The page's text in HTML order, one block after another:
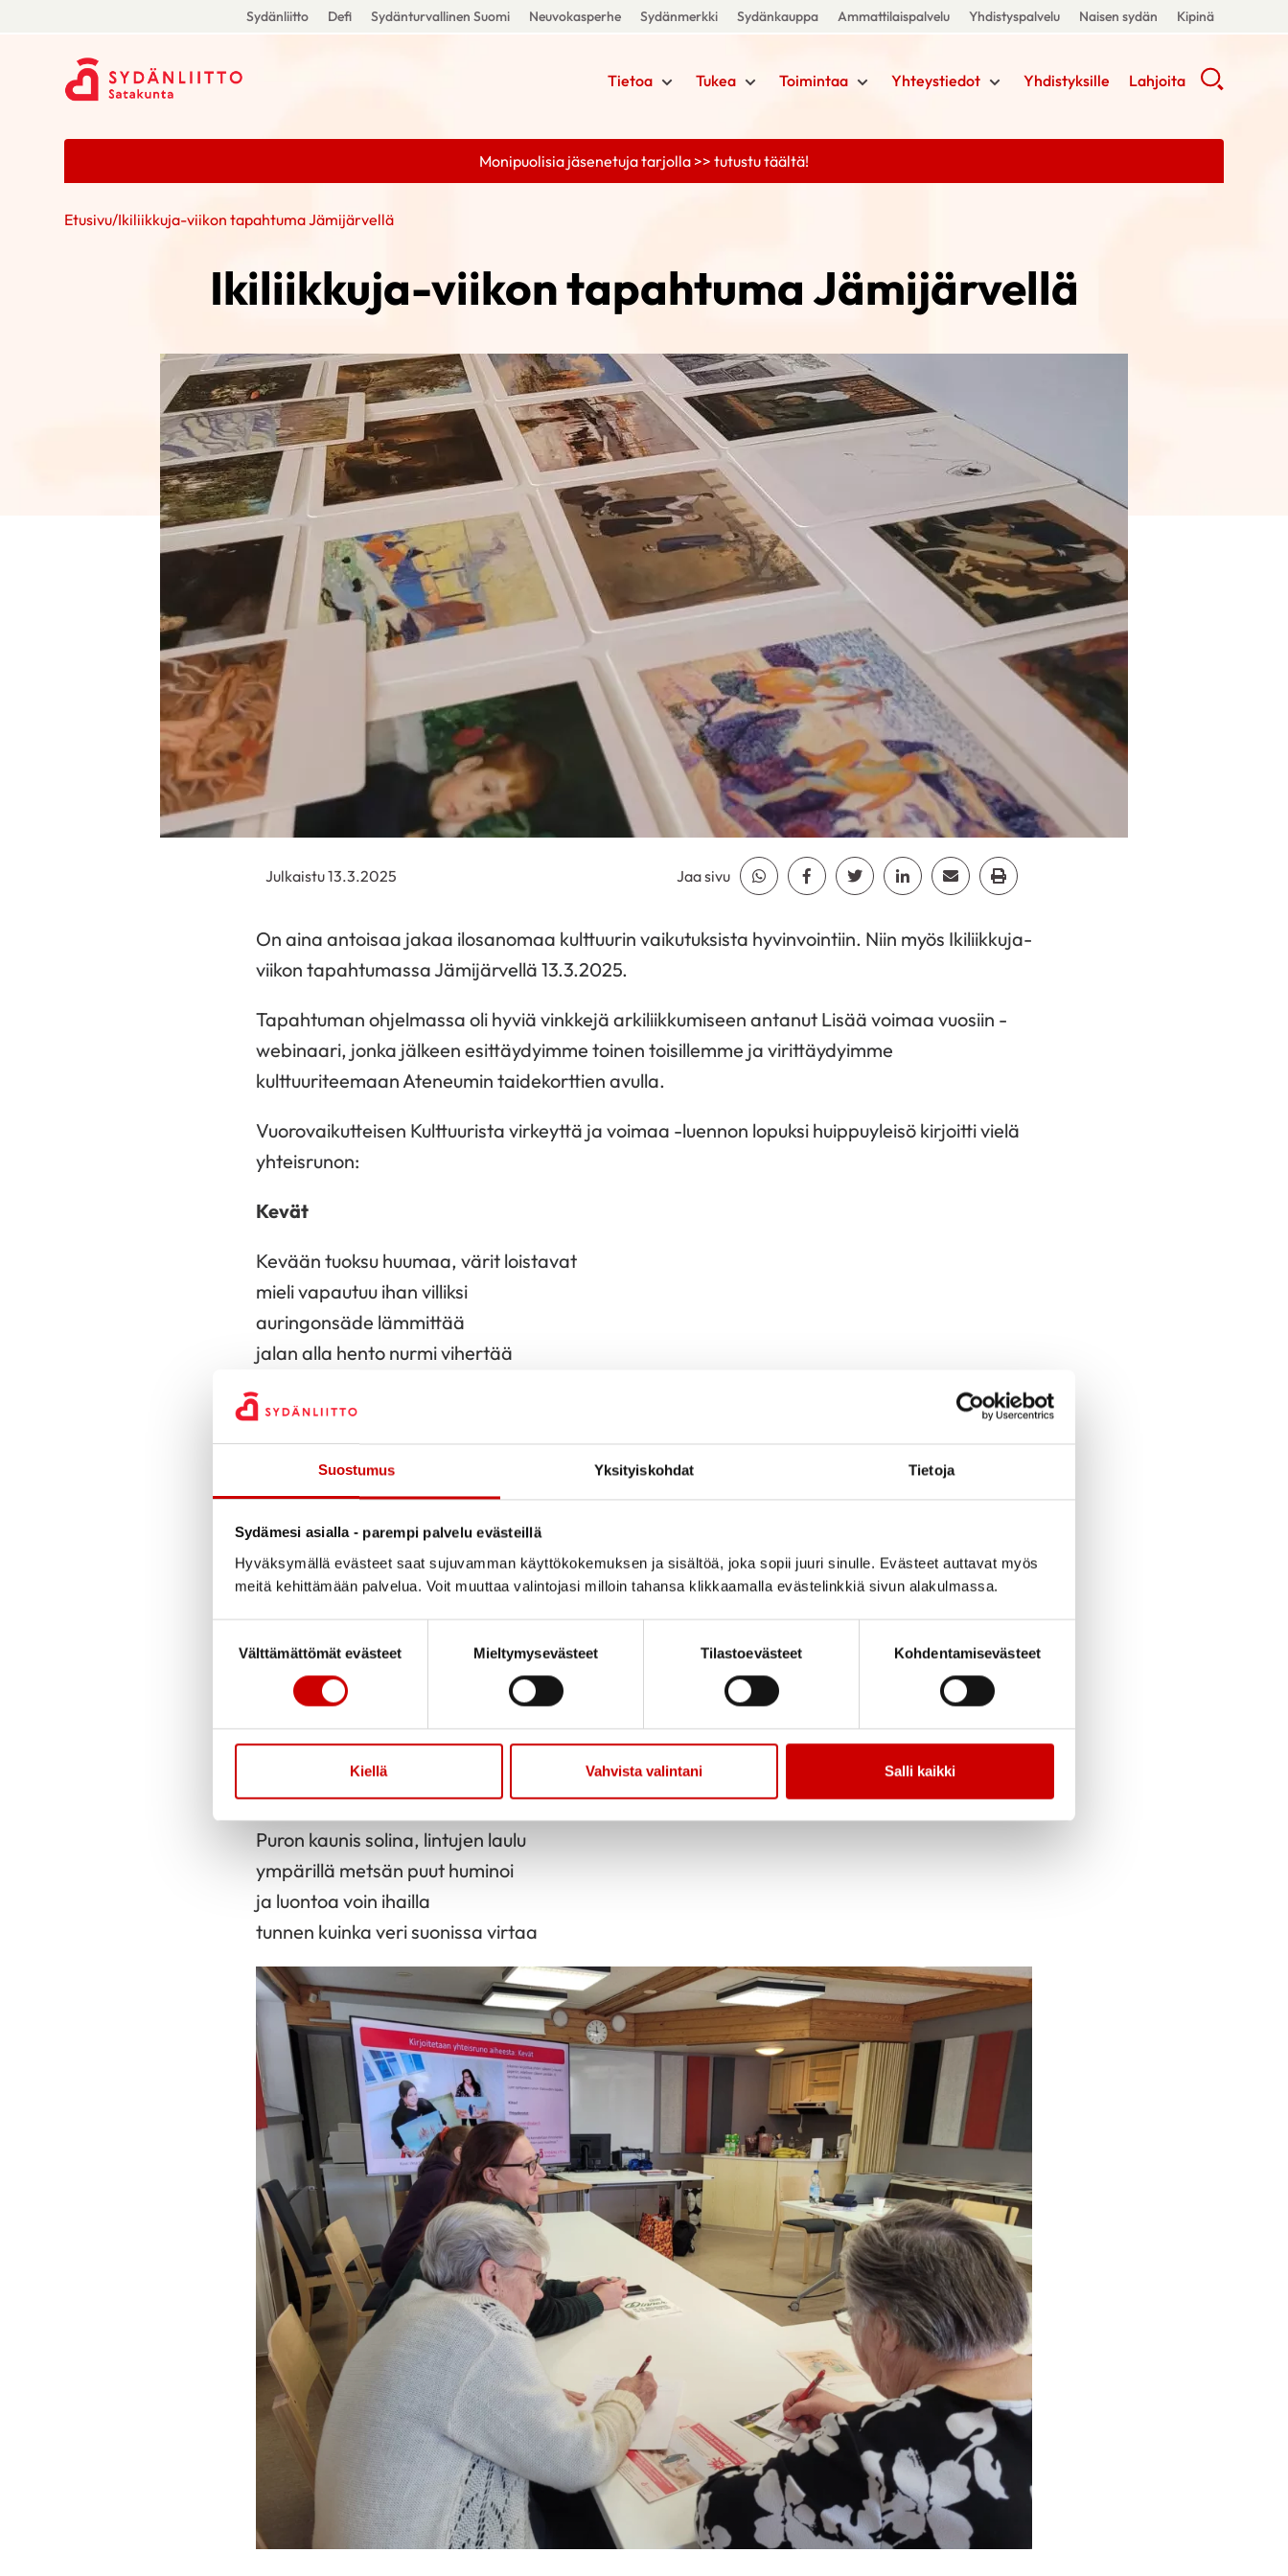
Suostumus Yksityiskohdat Tietoja
Sydämesi asialla - parempi palvelu evästeillä
Hyväksymällä evästeet saat sujuvamman käyttökokemuksen ja sisältöä, joka sopii juuri sinulle. Evästeet auttavat myös
meitä kehittämään palvelua. Voit muuttaa valintojasi milloin tahansa klikkaamalla evästelinkkiä sivun alakulmassa.
Välttämättömät evästeet
Mieltymysevästeet Tilastoevästeet Kohdentamisevästeet
Kiellä Vahvista valintani Salli kaikki
Sydänliitto Defi Sydänturvallinen Suomi Neuvokasperhe Sydänmerkki Sydänkauppa Ammattilaispalvelu Yhdistyspalvelu Naisen sydän Kipinä
Tietoa Tukea Toimintaa Yhteystiedot Yhdistyksille Lahjoita
Monipuolisia jäsenetuja tarjolla >> tutustu täältä!
Etusivu/Ikiliikkuja-viikon tapahtuma Jämijärvellä
Ikiliikkuja-viikon tapahtuma Jämijärvellä
Julkaistu 13.3.2025 Jaa sivu Jaa Whatsapp
Jaa Facebook
Jaa TwitterJaa LinkedinJaa EmailJaa Print
On aina antoisaa jakaa ilosanomaa kulttuurin vaikutuksista hyvinvointiin. Niin myös Ikiliikkuja-
viikon tapahtumassa Jämijärvellä 13.3.2025.
Tapahtuman ohjelmassa oli hyviä vinkkejä arkiliikkumiseen antanut Lisää voimaa vuosiin -
webinaari, jonka jälkeen esittäydyimme toinen toisillemme ja virittäydyimme
kulttuuriteemaan Ateneumin taidekorttien avulla.
Vuorovaikutteisen Kulttuurista virkeyttä ja voimaa -luennon lopuksi huippuyleisö kirjoitti vielä
yhteisrunon:
Kevät
Kevään tuoksu huumaa, värit loistavat
mieli vapautuu ihan villiksi
auringonsäde lämmittää
jalan alla hento nurmi vihertää
kun suljen silmät, tulee nuoruus mieleen
kevään ensikukat nousevat
Auringonsäde lämmittää, se pajunkissan herättää
koivun paisuvat silmut vähin erin aukeaa
lintuja jo odotellen
lumisadekin voi yllättää
mutta kesä tulee ajallaan
Pieni leskenlehti kurkistaa uteliaana
tunnen jo kesän mielessäni
tunnustelen puhkeavia pajunkissoja
katson kun auringonsäteet loistaa
Puron kaunis solina, lintujen laulu
ympärillä metsän puut huminoi
ja luontoa voin ihailla
tunnen kuinka veri suonissa virtaa